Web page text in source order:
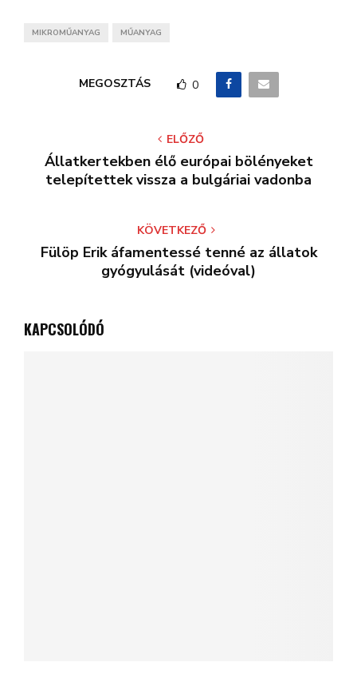
MIKROMŰANYAG MŰANYAG
MEGOSZTÁS 0
ELŐZŐ
Állatkertekben élő európai bölényeket
telepítettek vissza a bulgáriai vadonba
KÖVETKEZŐ
Fülöp Erik áfamentessé tenné az állatok
gyógyulását (videóval)
KAPCSOLÓDÓ